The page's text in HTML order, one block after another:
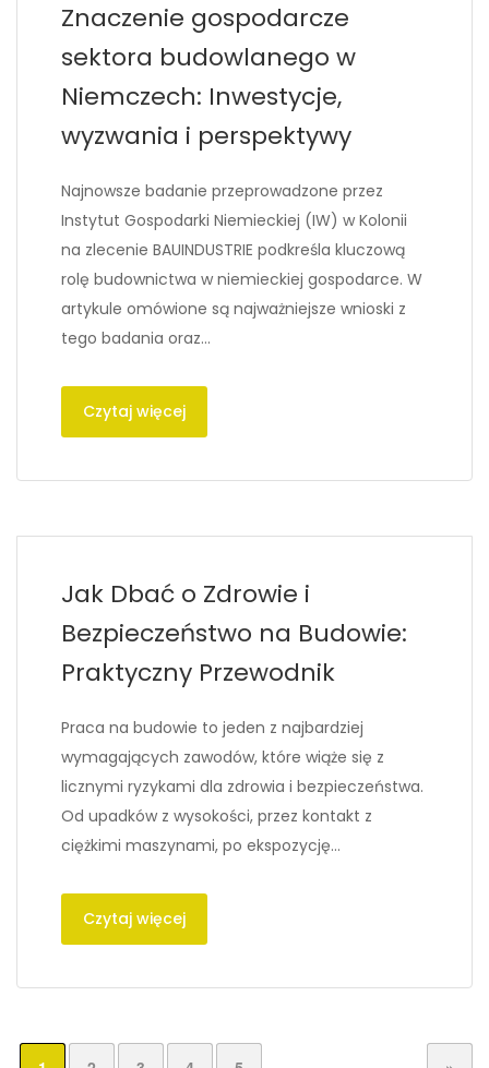
Znaczenie gospodarcze
sektora budowlanego w
Niemczech: Inwestycje,
wyzwania i perspektywy
Najnowsze badanie przeprowadzone przez
Instytut Gospodarki Niemieckiej (IW) w Kolonii
na zlecenie BAUINDUSTRIE podkreśla kluczową
rolę budownictwa w niemieckiej gospodarce. W
artykule omówione są najważniejsze wnioski z
tego badania oraz…
Czytaj więcej
Jak Dbać o Zdrowie i
Bezpieczeństwo na Budowie:
Praktyczny Przewodnik
Praca na budowie to jeden z najbardziej
wymagających zawodów, które wiąże się z
licznymi ryzykami dla zdrowia i bezpieczeństwa.
Od upadków z wysokości, przez kontakt z
ciężkimi maszynami, po ekspozycję…
Czytaj więcej